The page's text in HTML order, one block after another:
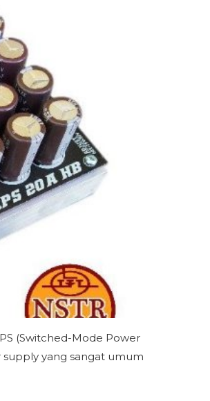
(Switched-Mode Power
yang sangat umum